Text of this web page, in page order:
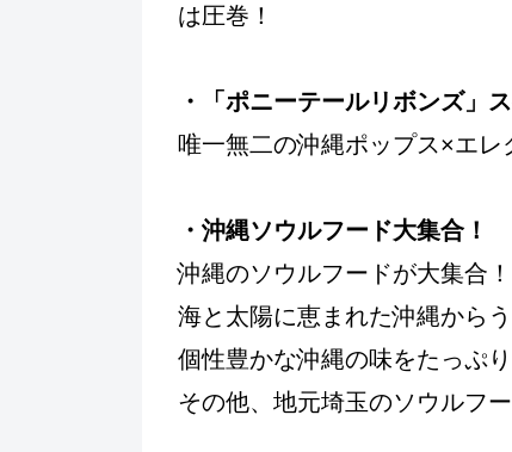
は圧巻！
・「ポニーテールリボンズ」
唯⼀無⼆の沖縄ポップス×エレ
・沖縄ソウルフード大集合！
沖縄のソウルフードが大集合！
海と太陽に恵まれた沖縄から
個性豊かな沖縄の味をたっぷ
その他、地元埼玉のソウルフ